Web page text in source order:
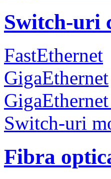
Switch-uri
FastEthernet
GigaEthernet
Switch-uri
Fibra